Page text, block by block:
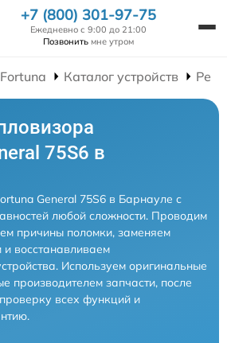
+7 (800) 301-97-75
Ежедневно с 9:00 до 21:00
Позвонить мне утром
Каталог устройств
75S6 в
General 75S6 в Барнауле с
любой сложности. Проводим
причины поломки, заменяем
восстанавливаем
Используем оригинальные
производителем запчасти, после
всех функций и